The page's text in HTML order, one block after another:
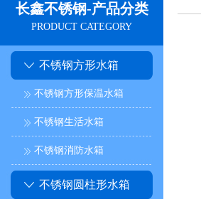
长鑫不锈钢-产品分类
PRODUCT CATEGORY
不锈钢方形水箱
不锈钢方形保温水箱
不锈钢生活水箱
不锈钢消防水箱
不锈钢圆柱形水箱